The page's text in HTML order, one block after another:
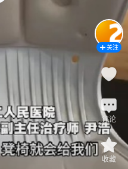
关注
评论
收藏